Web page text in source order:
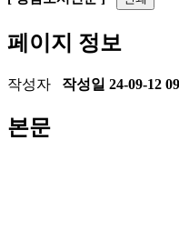
페이지 정보
작성자 작성일 24-09-12
본문